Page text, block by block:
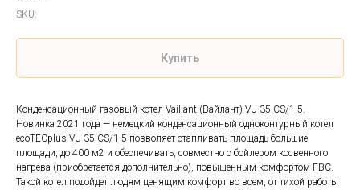
SKU:
Купить
Конденсационный газовый котел Vaillant (Вайлант) VU 35 CS/1-5.
Новинка 2021 года — немецкий конденсационный одноконтурный котел
ecoTECplus VU 35 CS/1-5 позволяет отапливать площадь большие
площади, до 400 м2 и обеспечивать, совместно c бойлером косвенного
нагрева (приобретается дополнительно), повышенным комфортом ГВС.
Такой котел подойдет людям ценящим комфорт во всем, от тихой работы